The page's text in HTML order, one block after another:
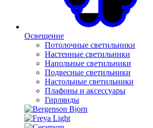
Освещение
Потолочные светильники
Настенные светильники
Напольные светильники
Подвесные светильники
Настольные светильники
Плафоны и аксессуары
Гирлянды